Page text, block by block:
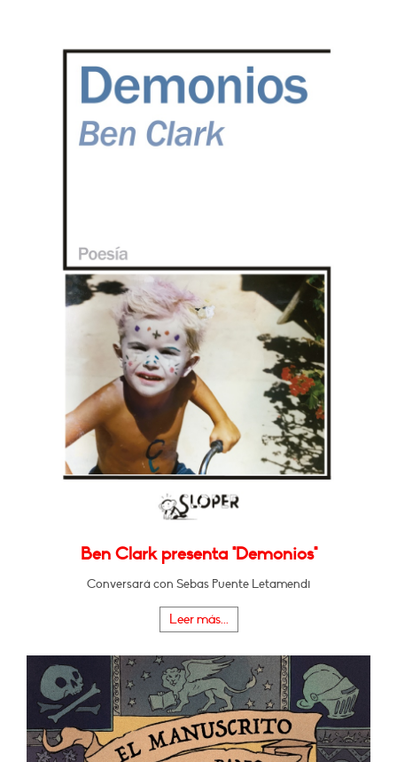
Ben Clark presenta "Demonios"
Conversará con Sebas Puente Letamendi
Leer más...